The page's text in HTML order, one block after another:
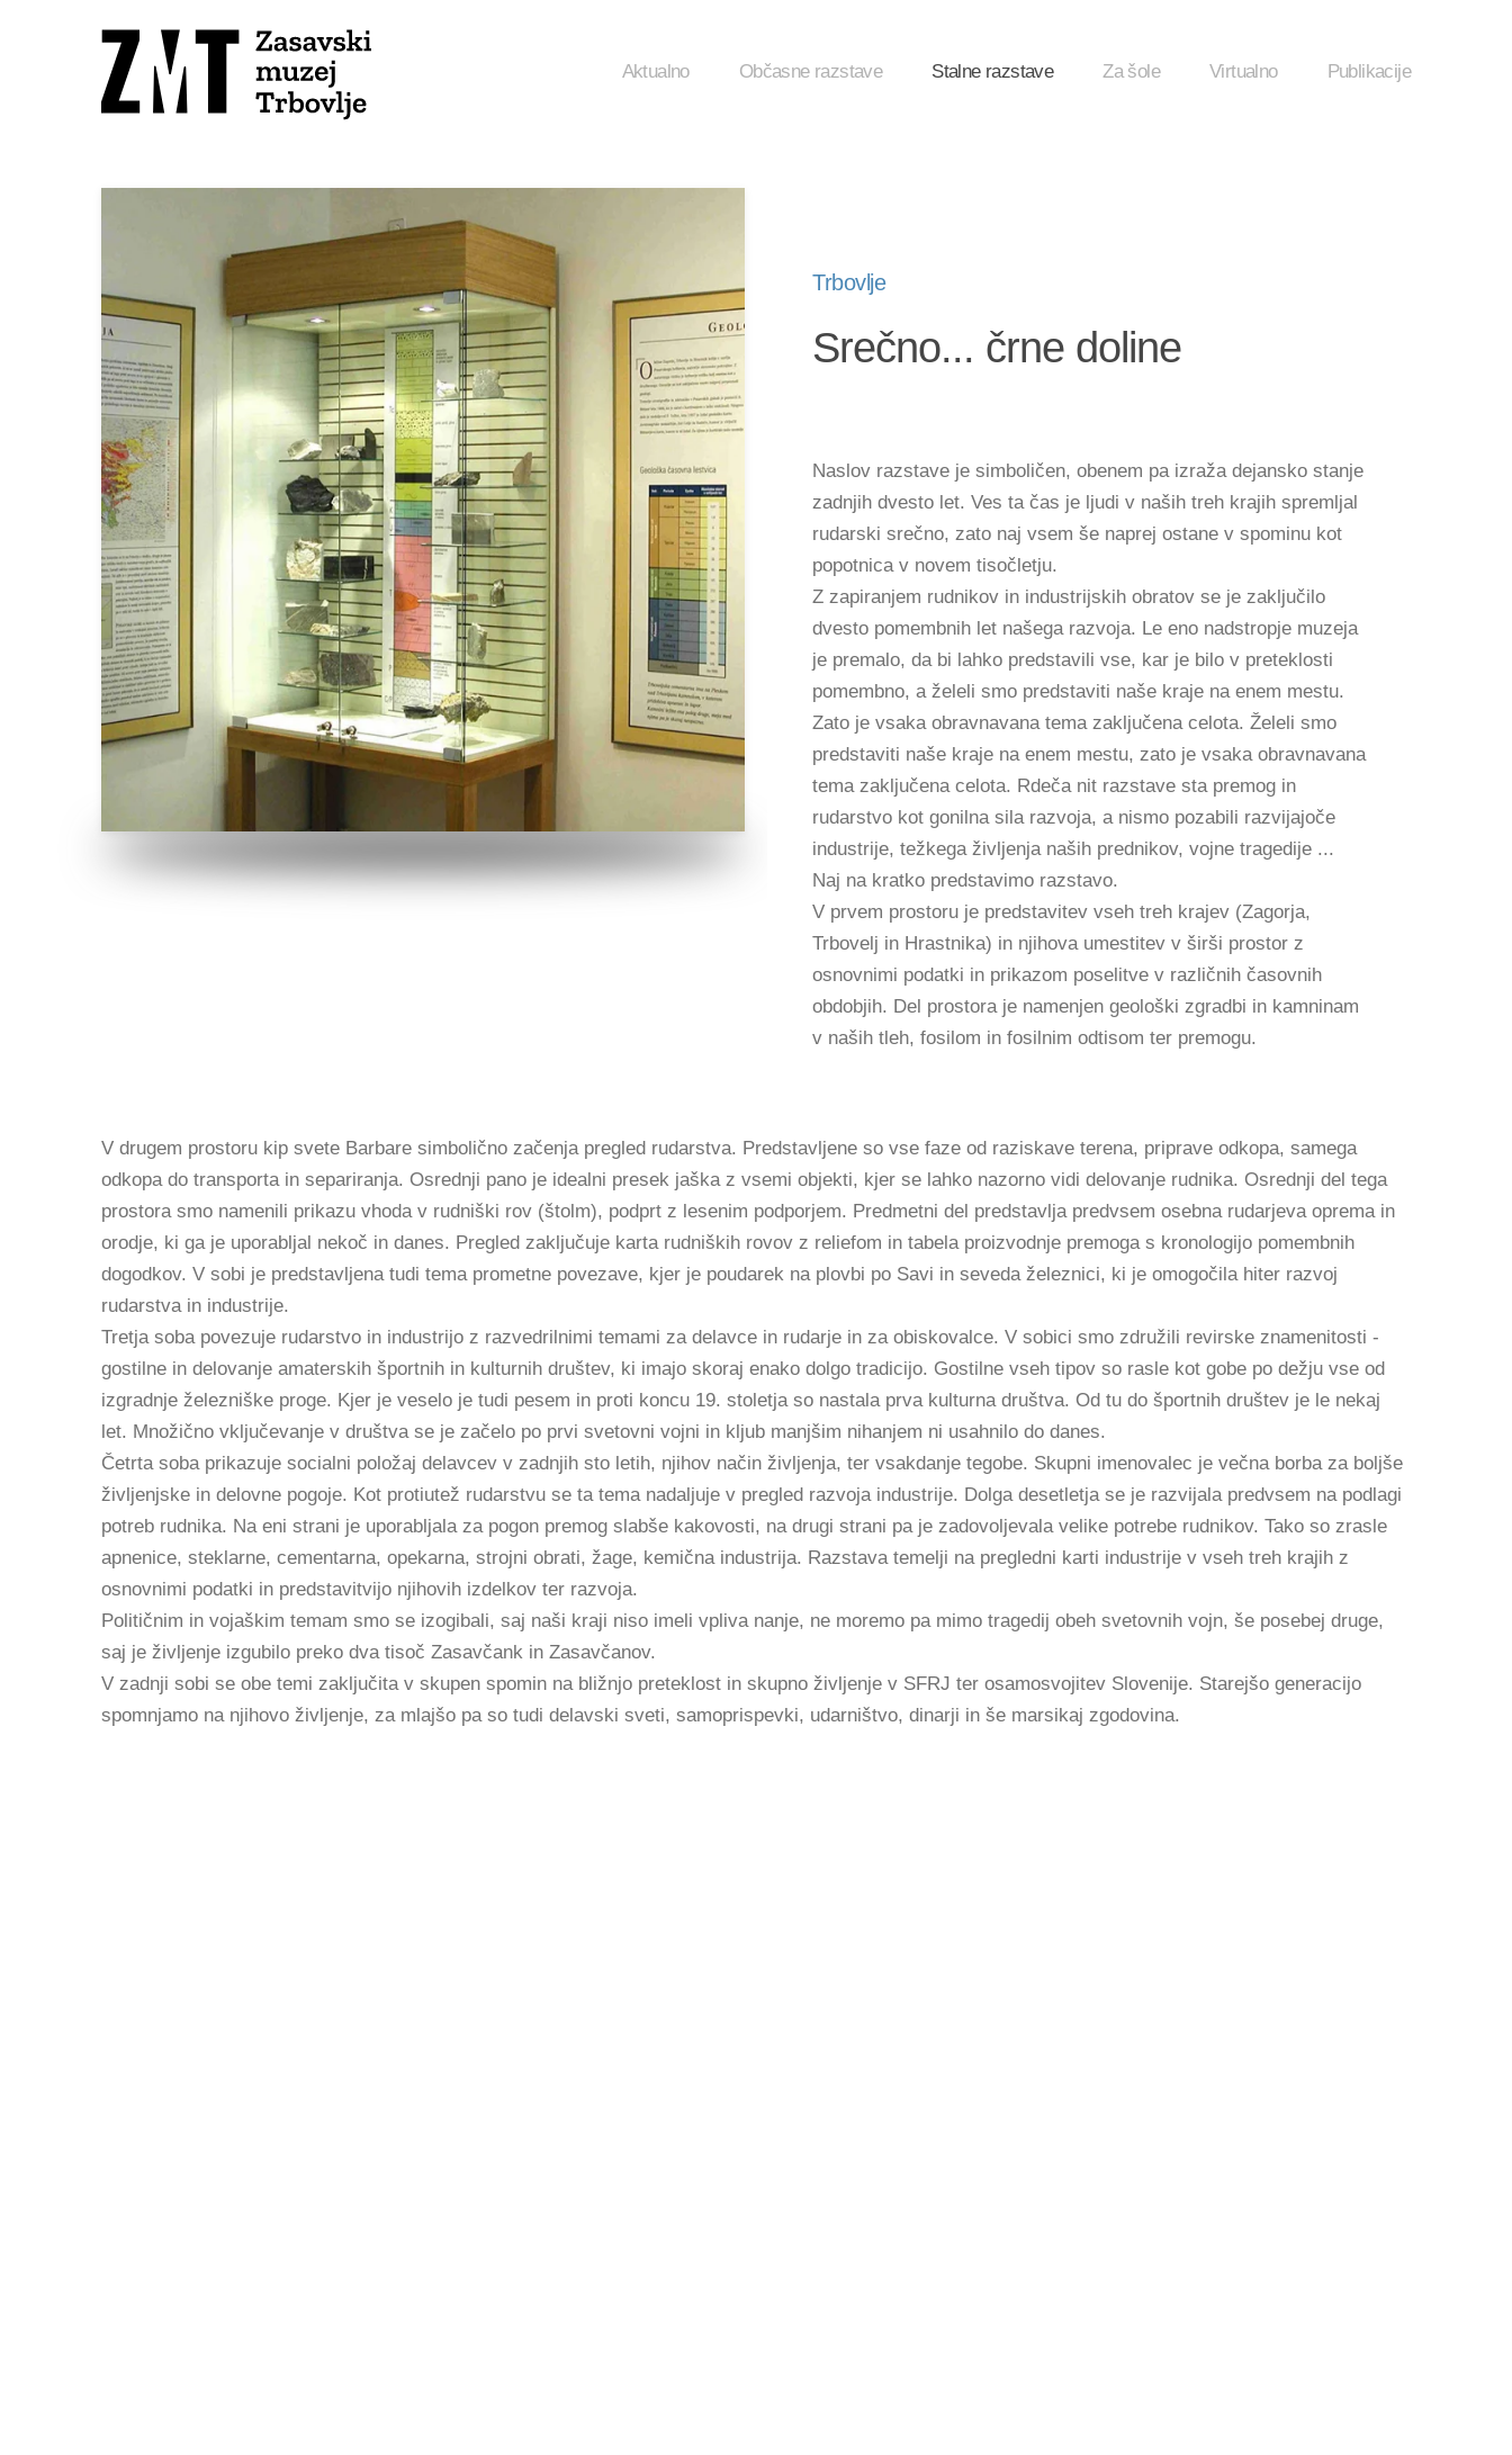
Aktualno Občasne razstave Stalne razstave Za šole Virtualno Publikacije
Trbovlje
Srečno... črne doline
Naslov razstave je simboličen, obenem pa izraža dejansko stanje
zadnjih dvesto let. Ves ta čas je ljudi v naših treh krajih spremljal
rudarski srečno, zato naj vsem še naprej ostane v spominu kot
popotnica v novem tisočletju.
Z zapiranjem rudnikov in industrijskih obratov se je zaključilo
dvesto pomembnih let našega razvoja. Le eno nadstropje muzeja
je premalo, da bi lahko predstavili vse, kar je bilo v preteklosti
pomembno, a želeli smo predstaviti naše kraje na enem mestu.
Zato je vsaka obravnavana tema zaključena celota. Želeli smo
predstaviti naše kraje na enem mestu, zato je vsaka obravnavana
tema zaključena celota. Rdeča nit razstave sta premog in
rudarstvo kot gonilna sila razvoja, a nismo pozabili razvijajoče
industrije, težkega življenja naših prednikov, vojne tragedije ...
Naj na kratko predstavimo razstavo.
V prvem prostoru je predstavitev vseh treh krajev (Zagorja,
Trbovelj in Hrastnika) in njihova umestitev v širši prostor z
osnovnimi podatki in prikazom poselitve v različnih časovnih
obdobjih. Del prostora je namenjen geološki zgradbi in kamninam
v naših tleh, fosilom in fosilnim odtisom ter premogu.
V drugem prostoru kip svete Barbare simbolično začenja pregled rudarstva. Predstavljene so vse faze od raziskave terena, priprave odkopa, samega
odkopa do transporta in separiranja. Osrednji pano je idealni presek jaška z vsemi objekti, kjer se lahko nazorno vidi delovanje rudnika. Osrednji del tega
prostora smo namenili prikazu vhoda v rudniški rov (štolm), podprt z lesenim podporjem. Predmetni del predstavlja predvsem osebna rudarjeva oprema in
orodje, ki ga je uporabljal nekoč in danes. Pregled zaključuje karta rudniških rovov z reliefom in tabela proizvodnje premoga s kronologijo pomembnih
dogodkov. V sobi je predstavljena tudi tema prometne povezave, kjer je poudarek na plovbi po Savi in seveda železnici, ki je omogočila hiter razvoj
rudarstva in industrije.
Tretja soba povezuje rudarstvo in industrijo z razvedrilnimi temami za delavce in rudarje in za obiskovalce. V sobici smo združili revirske znamenitosti -
gostilne in delovanje amaterskih športnih in kulturnih društev, ki imajo skoraj enako dolgo tradicijo. Gostilne vseh tipov so rasle kot gobe po dežju vse od
izgradnje železniške proge. Kjer je veselo je tudi pesem in proti koncu 19. stoletja so nastala prva kulturna društva. Od tu do športnih društev je le nekaj
let. Množično vključevanje v društva se je začelo po prvi svetovni vojni in kljub manjšim nihanjem ni usahnilo do danes.
Četrta soba prikazuje socialni položaj delavcev v zadnjih sto letih, njihov način življenja, ter vsakdanje tegobe. Skupni imenovalec je večna borba za boljše
življenjske in delovne pogoje. Kot protiutež rudarstvu se ta tema nadaljuje v pregled razvoja industrije. Dolga desetletja se je razvijala predvsem na podlagi
potreb rudnika. Na eni strani je uporabljala za pogon premog slabše kakovosti, na drugi strani pa je zadovoljevala velike potrebe rudnikov. Tako so zrasle
apnenice, steklarne, cementarna, opekarna, strojni obrati, žage, kemična industrija. Razstava temelji na pregledni karti industrije v vseh treh krajih z
osnovnimi podatki in predstavitvijo njihovih izdelkov ter razvoja.
Političnim in vojaškim temam smo se izogibali, saj naši kraji niso imeli vpliva nanje, ne moremo pa mimo tragedij obeh svetovnih vojn, še posebej druge,
saj je življenje izgubilo preko dva tisoč Zasavčank in Zasavčanov.
V zadnji sobi se obe temi zaključita v skupen spomin na bližnjo preteklost in skupno življenje v SFRJ ter osamosvojitev Slovenije. Starejšo generacijo
spomnjamo na njihovo življenje, za mlajšo pa so tudi delavski sveti, samoprispevki, udarništvo, dinarji in še marsikaj zgodovina.